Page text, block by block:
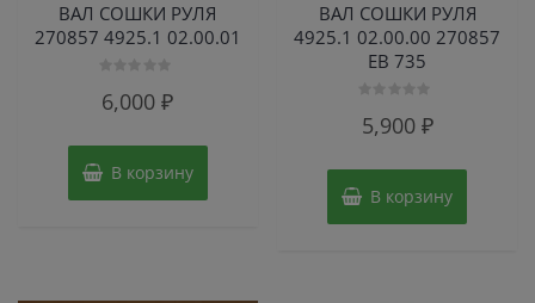
ВАЛ СОШКИ РУЛЯ
270857 4925.1 02.00.01
0
из
6,000₽
В корзину
ВАЛ СОШКИ РУЛЯ
4925.1 02.00.00 270857
ЕВ 735
05,900 ₽
В корзину